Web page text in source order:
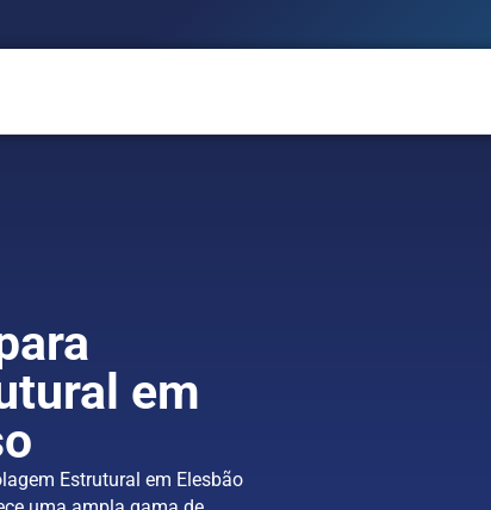
em
Estrutural em Elesbão